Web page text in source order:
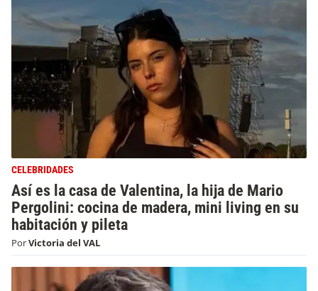
CELEBRIDADES
Así es la casa de Valentina, la hija de Mario
Pergolini: cocina de madera, mini living en su
habitación y pileta
PorVictoria del VAL